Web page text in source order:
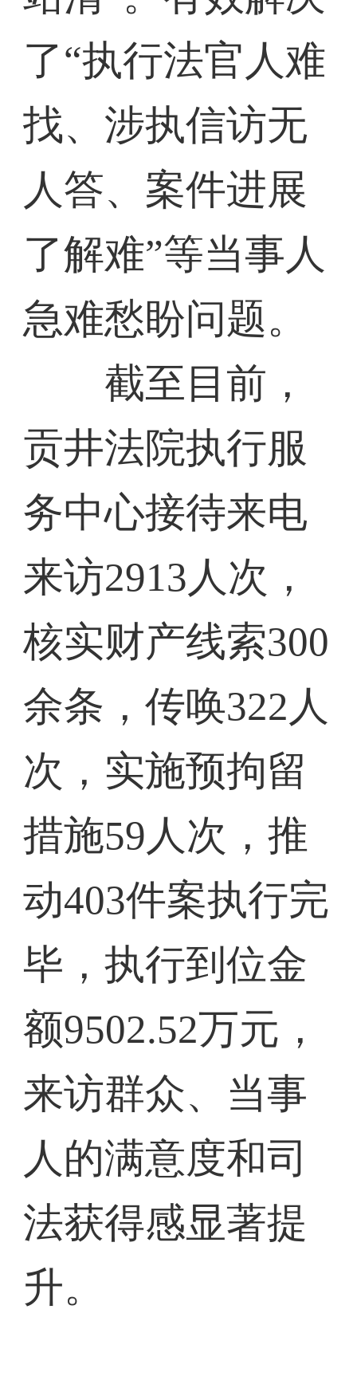
了“执行法官人难
找、涉执信访无
人答、案件进展
了解难”等当事人
急难愁盼问题。
截至目前，
贡井法院执行服
务中心接待来电
来访2913人次，
核实财产线索300
余条，传唤322人
次，实施预拘留
措施59人次，推
动403件案执行完
毕，执行到位金
额9502.52万元，
来访群众、当事
人的满意度和司
法获得感显著提
升。